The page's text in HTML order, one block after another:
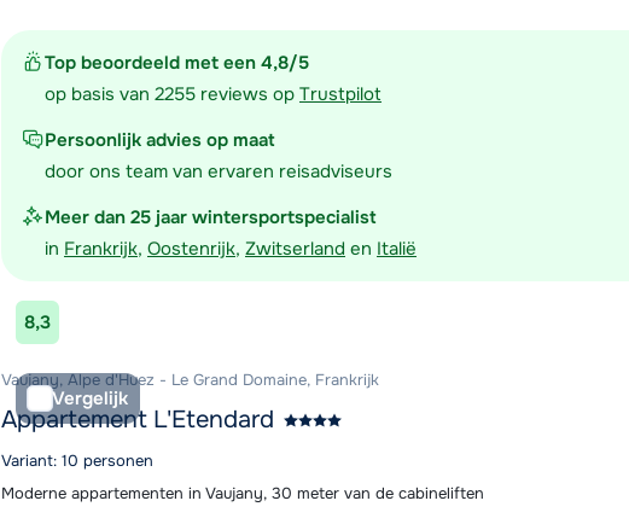
Top beoordeeld met een 4,8/5
op basis van 2255 reviews op Trustpilot
Persoonlijk advies op maat
door ons team van ervaren reisadviseurs
Meer dan 25 jaar wintersportspecialist
in Frankrijk, Oostenrijk, Zwitserland en Italië
8,3
Vergelijk
Vaujany, Alpe d'Huez - Le Grand Domaine, Frankrijk
Appartement L'Etendard
Variant: 10 personen
Moderne appartementen in Vaujany, 30 meter van de cabineliften